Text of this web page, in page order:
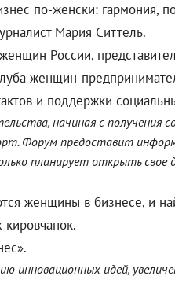
по-женски: гармония,
Мария Ситтель.
России,
женщин-
и поддержки
начиная с получения
Форум предоставит
планирует открыть свое
женщины в бизнесе, и
кировчанок.
инновационных идей,